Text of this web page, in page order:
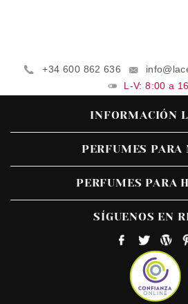
+34 600 862 636
L-V: 8:00 a
INFORMACIÓN
PERFUMES PARA
PERFUMES PARA
SÍGUENOS EN